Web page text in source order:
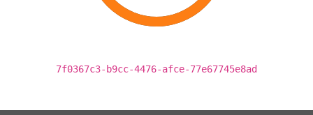
7f0367c3-b9cc-4476-afce-77e67745e8ad